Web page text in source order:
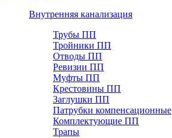
Внутренняя канализация
Трубы ПП
Тройники ПП
Отводы ПП
Ревизии ПП
Муфты ПП
Крестовины ПП
Заглушки ПП
Патрубки компенсационные
Комплектующие ПП
Трапы